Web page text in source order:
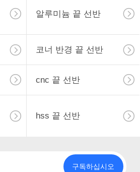
알루미늄 끝 선반
코너 반경 끝 선반
cnc 끝 선반
hss 끝 선반
구독하십시오